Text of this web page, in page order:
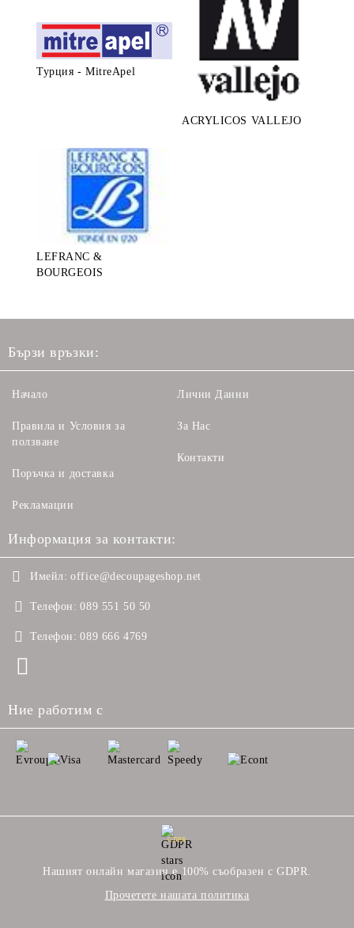
Турция - MitreApel
ACRYLICOS VALLEJO
LEFRANC &
BOURGEOIS
Бързи връзки:
Начало
Правила и Условия за
ползване
Поръчка и доставка
Рекламации
Лични Данни
За Нас
Контакти
Информация за контакти:
Имейл: office@decoupageshop.net
Телефон: 089 551 50 50
Телефон: 089 666 4769
Ние работим с
GDPR
Нашият онлайн магазин е 100% съобразен с GDPR.
Прочетете нашата политика